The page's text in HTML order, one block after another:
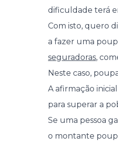
dificuldade terá
Com isto, quero
a fazer uma
seguradoras,
Neste caso,
A afirmação
para superar a
Se uma pessoa
o montante